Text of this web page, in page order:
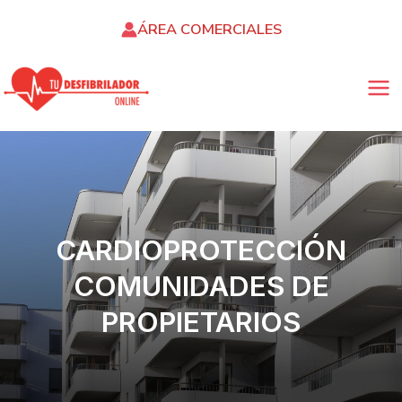
ÁREA COMERCIALES
CARDIOPROTECCIÓN
COMUNIDADES DE
PROPIETARIOS